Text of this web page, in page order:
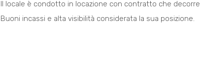
Il locale è condotto in locazione con contratto che decorre
Buoni incassi e alta visibilità considerata la sua posizione.